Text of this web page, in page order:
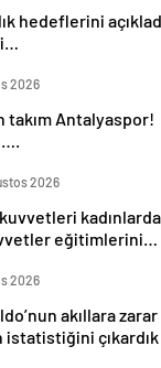
hedeflerini
2026
takım Antalyaspor!
2026
eğitimlerini
2026
akıllara zarar
çıkardık